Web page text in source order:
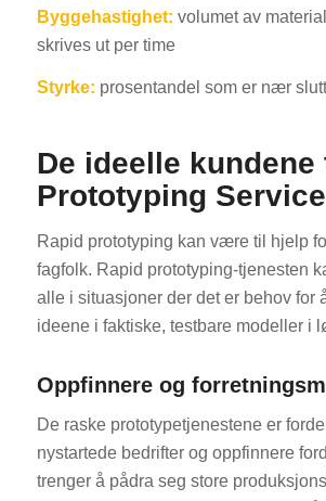
Byggehastighet: volumet av
skrives ut per time
Styrke: prosentandel som er nær
De ideelle kundene
Prototyping
Rapid prototyping kan være til hjelp
fagfolk. Rapid prototyping-tjenesten
alle i situasjoner der det er behov for
ideene i faktiske, testbare modeller i
Oppfinnere og
De raske prototypetjenestene er
nystartede bedrifter og oppfinnere
trenger å pådra seg store